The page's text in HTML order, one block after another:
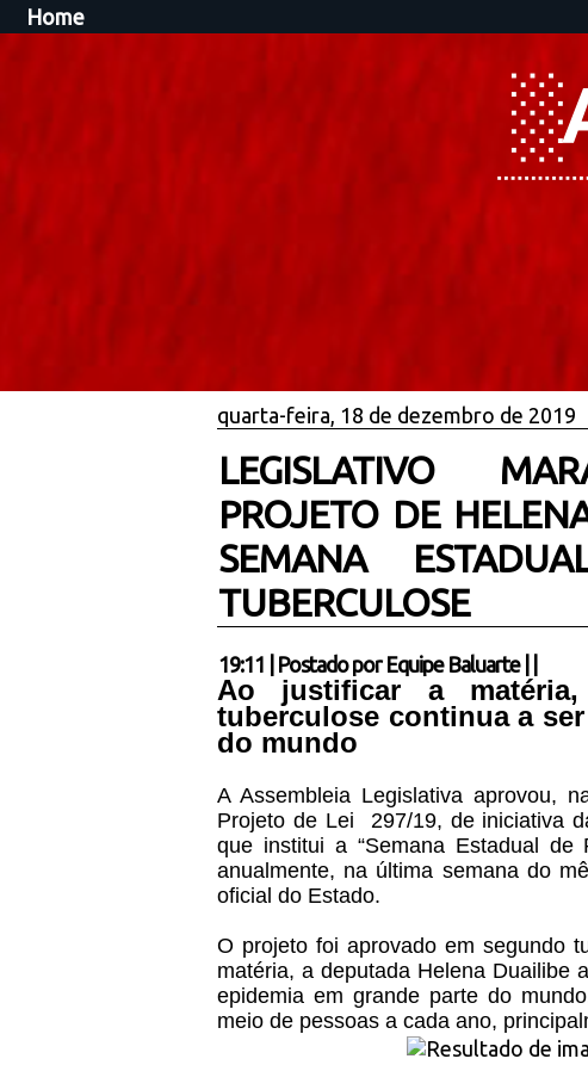
Home
quarta-feira, 18 de dezembro de 2019
LEGISLATIVO
PROJETO DE
SEMANA
TUBERCULOSE
19:11 Postado por Equipe Baluarte
Ao justificar a
tuberculose continua a
do mundo
A Assembleia Legislativa aprovou,
Projeto de Lei 297/19, de iniciativa
que institui a “Semana Estadual de
anualmente, na última semana do
oficial do Estado.
O projeto foi aprovado em segundo
matéria, a deputada Helena Duailibe
epidemia em grande parte do
meio de pessoas a cada ano,